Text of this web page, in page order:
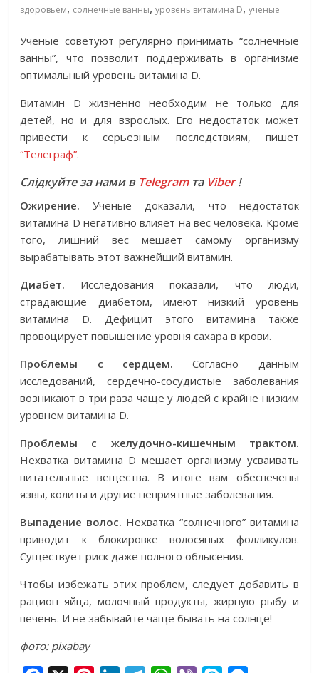
здоровьем, солнечные ванны,уровень витамина D,ученые
Ученые советуют регулярно принимать “солнечные
ванны”, что позволит поддерживать в организме
оптимальный уровень витамина D.
Витамин D жизненно необходим не только для
детей, но и для взрослых. Его недостаток может
привести к серьезным последствиям, пишет
“Телеграф”.
Слідкуйте за нами в Telegramта Viber!
Ожирение. Ученые доказали, что недостаток
витамина D негативно влияет на вес человека. Кроме
того, лишний вес мешает самому организму
вырабатывать этот важнейший витамин.
Диабет. Исследования показали, что люди,
страдающие диабетом, имеют низкий уровень
витамина D. Дефицит этого витамина также
провоцирует повышение уровня сахара в крови.
Проблемы с сердцем. Согласно данным
исследований, сердечно-сосудистые заболевания
возникают в три раза чаще у людей с крайне низким
уровнем витамина D.
Проблемы с желудочно-кишечным трактом.
Нехватка витамина D мешает организму усваивать
питательные вещества. В итоге вам обеспечены
язвы, колиты и другие неприятные заболевания.
Выпадение волос. Нехватка “солнечного” витамина
приводит к блокировке волосяных фолликулов.
Существует риск даже полного облысения.
Чтобы избежать этих проблем, следует добавить в
рацион яйца, молочный продукты, жирную рыбу и
печень. И не забывайте чаще бывать на солнце!
фото: pixabay